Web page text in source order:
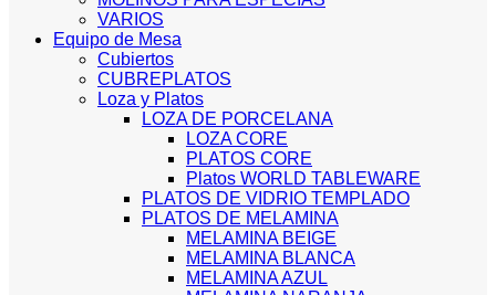
VARIOS
Equipo de Mesa
Cubiertos
CUBREPLATOS
Loza y Platos
LOZA DE PORCELANA
LOZA CORE
PLATOS CORE
Platos WORLD TABLEWARE
PLATOS DE VIDRIO TEMPLADO
PLATOS DE MELAMINA
MELAMINA BEIGE
MELAMINA BLANCA
MELAMINA AZUL